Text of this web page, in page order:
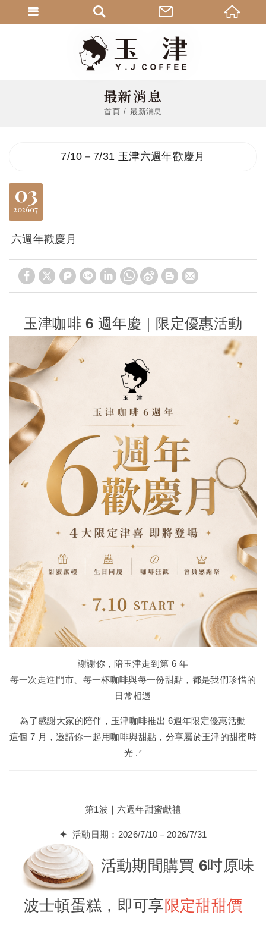
最新消息
首頁 最新消息
7/10－7/31 玉津六週年歡慶月
03
07
2026
六週年歡慶月
玉津咖啡 6 週年慶｜限定優惠活動
謝謝你，陪玉津走到第 6 年
每一次走進門市、每一杯咖啡與每一份甜點，都是我們珍惜的
日常相遇
為了感謝大家的陪伴，玉津咖啡推出 6週年限定優惠活動
這個 7 月，邀請你一起用咖啡與甜點，分享屬於玉津的甜蜜時
光 .ᐟ
第1波｜六週年甜蜜獻禮
✦ 活動日期：2026/7/10－2026/7/31
活動期間購買 6吋原味
波士頓蛋糕，即可享限定甜甜價